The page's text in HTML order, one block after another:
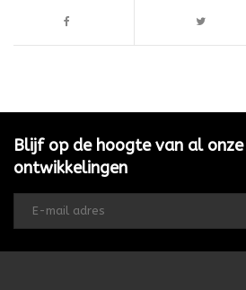
Blijf op de hoogte van al onze
ontwikkelingen